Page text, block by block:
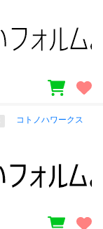
コトノハワークス